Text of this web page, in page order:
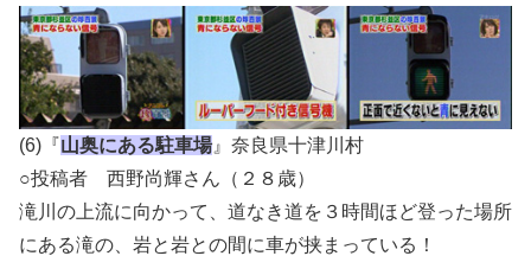
(6)『山奥にある駐車場』奈良県十津川村
○投稿者 西野尚輝さん（２８歳）
滝川の上流に向かって、道なき道を３時間ほど登った場所
にある滝の、岩と岩との間に車が挟まっている！